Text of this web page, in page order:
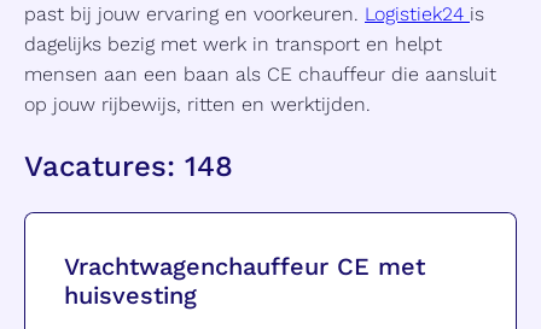
past bij jouw ervaring en voorkeuren. Logistiek24 is
dagelijks bezig met werk in transport en helpt
mensen aan een baan als CE chauffeur die aansluit
op jouw rijbewijs, ritten en werktijden.
Vacatures: 148
Vrachtwagenchauffeur CE met
huisvesting